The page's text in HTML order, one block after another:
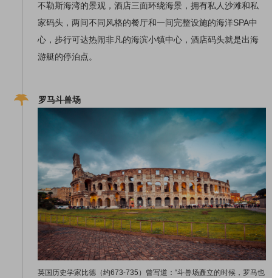
不勒斯海湾的景观，酒店三面环绕海景，拥有私人沙滩和私
家码头，两间不同风格的餐厅和一间完整设施的海洋SPA中
心，步行可达热闹非凡的海滨小镇中心，酒店码头就是出海
游艇的停泊点。
罗马斗兽场
英国历史学家比德（约673-735）曾写道：“斗兽场矗立的时候，罗马也